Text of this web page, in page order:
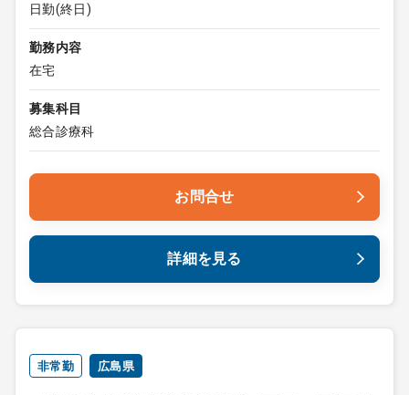
日勤(終日)
勤務内容
在宅
募集科目
総合診療科
お問合せ
詳細を見る
非常勤 広島県